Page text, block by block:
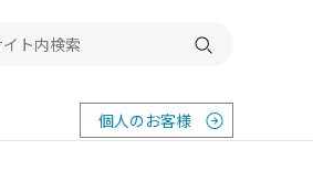
個人のお客様
検索する